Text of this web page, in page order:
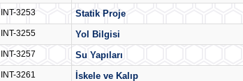
INT-3253 Statik Proje
INT-3255 Yol Bilgisi
INT-3257 Su Yapıları
INT-3261 İskele ve Kalıp